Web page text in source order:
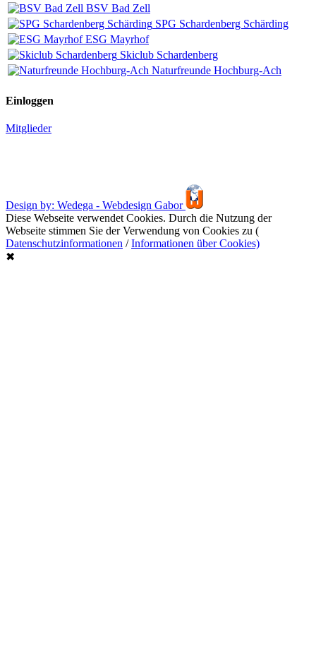
BSV Bad Zell
SPG Schardenberg Schärding
ESG Mayrhof
Skiclub Schardenberg
Naturfreunde Hochburg-Ach
Einloggen
Mitglieder
Design by: Wedega - Webdesign Gabor
Diese Webseite verwendet Cookies. Durch die Nutzung der
Webseite stimmen Sie der Verwendung von Cookies zu (
Datenschutzinformationen /Informationen über Cookies)
✖